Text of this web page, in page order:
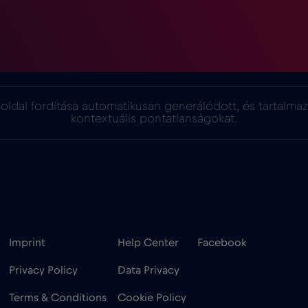
fordítása automatikusan generálódott, és
kontextuális pontatlanságokat.
Imprint
Privacy Policy
Terms & Conditions
Help Center
Data Privacy
Cookie Policy
Facebook